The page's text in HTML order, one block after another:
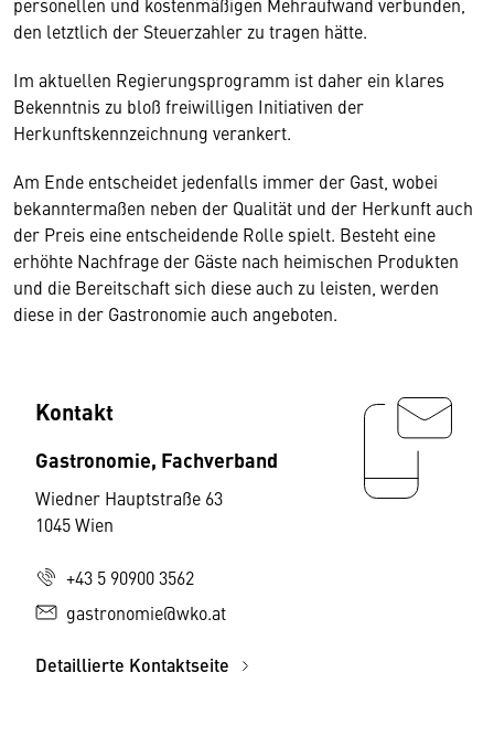
den letztlich der Steuerzahler zu tragen hätte.
Im aktuellen Regierungsprogramm ist daher ein klares
Bekenntnis zu bloß freiwilligen Initiativen der
Herkunftskennzeichnung verankert.
Am Ende entscheidet jedenfalls immer der Gast, wobei
bekanntermaßen neben der Qualität und der Herkunft auch
der Preis eine entscheidende Rolle spielt. Besteht eine
erhöhte Nachfrage der Gäste nach heimischen Produkten
und die Bereitschaft sich diese auch zu leisten, werden
diese in der Gastronomie auch angeboten.
Kontakt
Gastronomie, Fachverband
Wiedner Hauptstraße 63
1045 Wien
+43 5 90900 3562
gastronomie@wko.at
Detaillierte Kontaktseite